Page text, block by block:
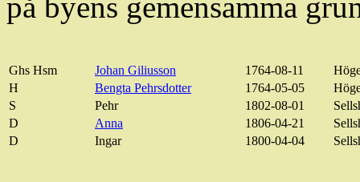
på byens gemensamma
Ghs Hsm Johan Giliusson 1764-08-11
H
Bengta Pehrsdotter 1764-05-05
S
Pehr 1802-08-01
D
Anna 1806-04-21
D
Ingar 1800-04-04